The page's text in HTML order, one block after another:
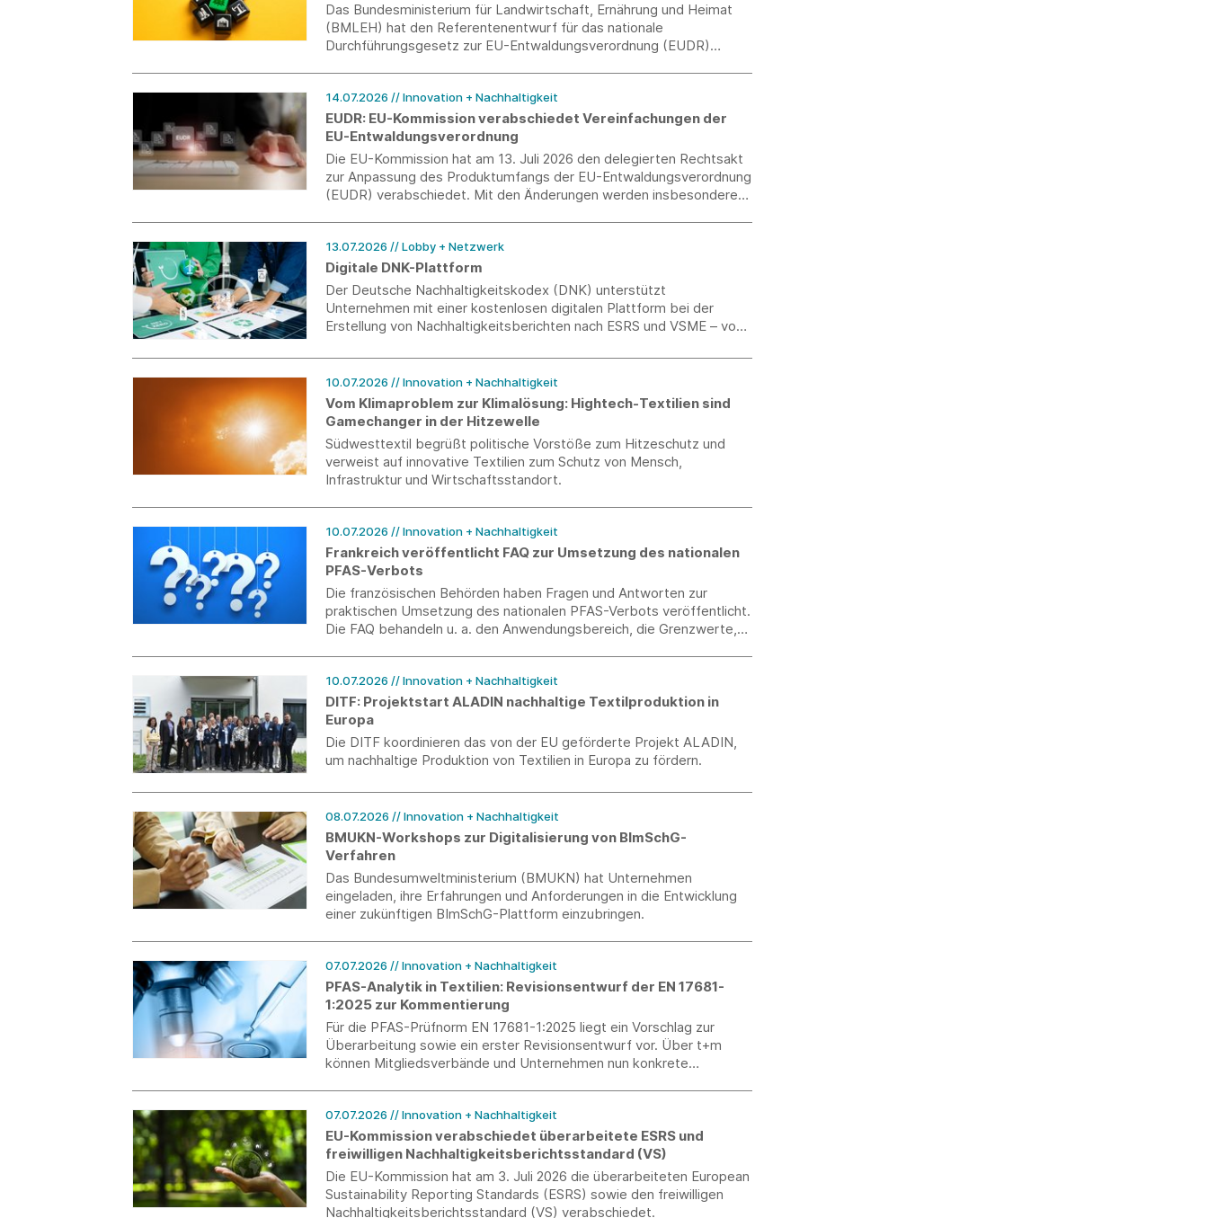
Das Bundesministerium für Landwirtschaft, Ernährung und Heimat
(BMLEH) hat den Referentenentwurf für das nationale
Durchführungsgesetz zur EU-Entwaldungsverordnung (EUDR)
14.07.2026 // Innovation + Nachhaltigkeit
EUDR: EU-Kommission verabschiedet Vereinfachungen der
EU-Entwaldungsverordnung
Die EU-Kommission hat am 13. Juli 2026 den delegierten Rechtsakt
zur Anpassung des Produktumfangs der EU-Entwaldungsverordnung
(EUDR) verabschiedet. Mit den Änderungen werden insbesondere
13.07.2026 // Lobby + Netzwerk
Digitale DNK-Plattform
Der Deutsche Nachhaltigkeitskodex (DNK) unterstützt
Unternehmen mit einer kostenlosen digitalen Plattform bei der
Erstellung von Nachhaltigkeitsberichten nach ESRS und VSME – vom
10.07.2026 // Innovation + Nachhaltigkeit
Vom Klimaproblem zur Klimalösung: Hightech-Textilien sind
Gamechanger in der Hitzewelle
Südwesttextil begrüßt politische Vorstöße zum Hitzeschutz und
verweist auf innovative Textilien zum Schutz von Mensch,
Infrastruktur und Wirtschaftsstandort.
10.07.2026 // Innovation + Nachhaltigkeit
Frankreich veröffentlicht FAQ zur Umsetzung des nationalen
PFAS-Verbots
Die französischen Behörden haben Fragen und Antworten zur
praktischen Umsetzung des nationalen PFAS-Verbots veröffentlicht.
Die FAQ behandeln u. a. den Anwendungsbereich, die Grenzwerte,
10.07.2026 // Innovation + Nachhaltigkeit
DITF: Projektstart ALADIN nachhaltige Textilproduktion in
Europa
Die DITF koordinieren das von der EU geförderte Projekt ALADIN,
um nachhaltige Produktion von Textilien in Europa zu fördern.
08.07.2026 // Innovation + Nachhaltigkeit
BMUKN-Workshops zur Digitalisierung von BImSchG-
Verfahren
Das Bundesumweltministerium (BMUKN) hat Unternehmen
eingeladen, ihre Erfahrungen und Anforderungen in die Entwicklung
einer zukünftigen BImSchG-Plattform einzubringen.
07.07.2026 // Innovation + Nachhaltigkeit
PFAS-Analytik in Textilien: Revisionsentwurf der EN 17681-
1:2025 zur Kommentierung
Für die PFAS-Prüfnorm EN 17681-1:2025 liegt ein Vorschlag zur
Überarbeitung sowie ein erster Revisionsentwurf vor. Über t+m
können Mitgliedsverbände und Unternehmen nun konkrete
07.07.2026 // Innovation + Nachhaltigkeit
EU-Kommission verabschiedet überarbeitete ESRS und
freiwilligen Nachhaltigkeitsberichtsstandard (VS)
Die EU-Kommission hat am 3. Juli 2026 die überarbeiteten European
Sustainability Reporting Standards (ESRS) sowie den freiwilligen
Nachhaltigkeitsberichtsstandard (VS) verabschiedet.